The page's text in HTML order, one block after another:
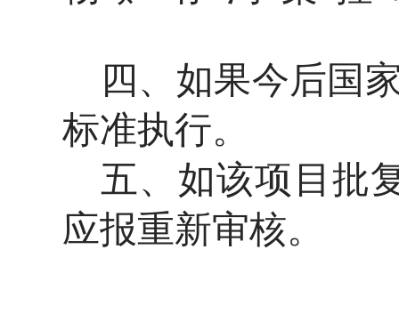
四、如果今后国
标准执行。
五、如该项目批
应报重新审核。